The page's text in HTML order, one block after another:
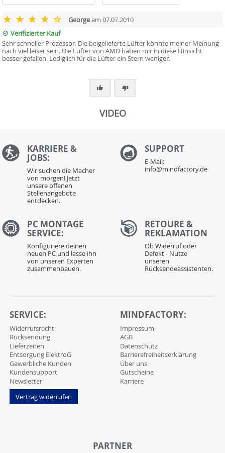
Georgeam 07.07.2010
Verifizierter Kauf
Sehr schneller Prozessor. Die beigelieferte Lüfter könnte meiner Meinung
nach viel leiser sein. Die Lüfter von AMD haben mir in diese Hinsicht
besser gefallen. Lediglich für die Lüfter ein Stern weniger.
VIDEO
KARRIERE &
JOBS:
Wir suchen die Macher
von morgen! Jetzt
unsere offenen
Stellenangebote
entdecken.
SUPPORT
E-Mail:
info@mindfactory.de
PC MONTAGE
SERVICE:
Konfiguriere deinen
neuen PC und lasse ihn
von unseren Experten
zusammenbauen.
RETOURE &
REKLAMATION
Ob Widerruf oder
Defekt - Nutze
unseren
Rücksendeassistenten.
SERVICE:
Widerrufsrecht
Rücksendung
Lieferzeiten
Entsorgung ElektroG
Gewerbliche Kunden
Kundensupport
Newsletter
Vertrag widerrufen
MINDFACTORY:
Impressum
AGB
Datenschutz
Barrierefreiheitserklärung
Über uns
Gutscheine
Karriere
PARTNER